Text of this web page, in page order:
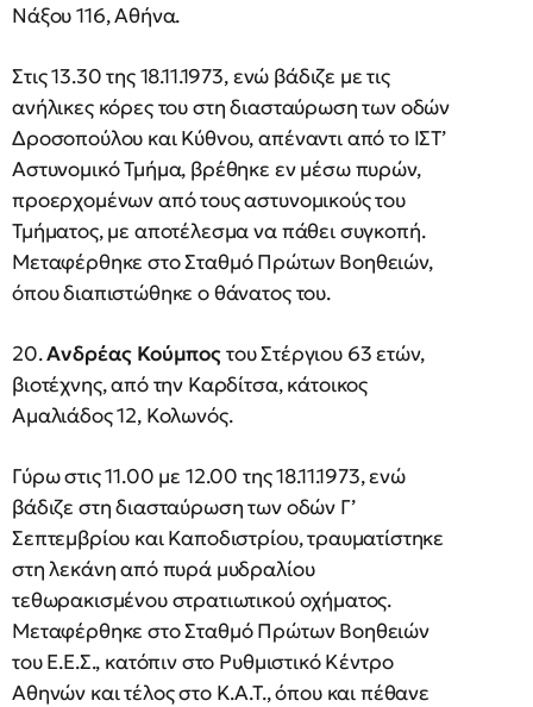
Νάξου 116, Αθήνα.
Στις 13.30 της 18.11.1973, ενώ βάδιζε με τις
ανήλικες κόρες του στη διασταύρωση των οδών
Δροσοπούλου και Κύθνου, απέναντι από το ΙΣΤ’
Αστυνομικό Τμήμα, βρέθηκε εν μέσω πυρών,
προερχομένων από τους αστυνομικούς του
Τμήματος, με αποτέλεσμα να πάθει συγκοπή.
Μεταφέρθηκε στο Σταθμό Πρώτων Βοηθειών,
όπου διαπιστώθηκε ο θάνατος του.
20.Ανδρέας Κούμποςτου Στέργιου 63 ετών,
βιοτέχνης, από την Καρδίτσα, κάτοικος
Αμαλιάδος 12, Κολωνός.
Γύρω στις 11.00 με 12.00 της 18.11.1973, ενώ
βάδιζε στη διασταύρωση των οδών Γ’
Σεπτεμβρίου και Καποδιστρίου, τραυματίστηκε
στη λεκάνη από πυρά μυδραλίου
τεθωρακισμένου στρατιωτικού οχήματος.
Μεταφέρθηκε στο Σταθμό Πρώτων Βοηθειών
του Ε.Ε.Σ., κατόπιν στο Ρυθμιστικό Κέντρο
Αθηνών και τέλος στο Κ.Α.Τ., όπου και πέθανε